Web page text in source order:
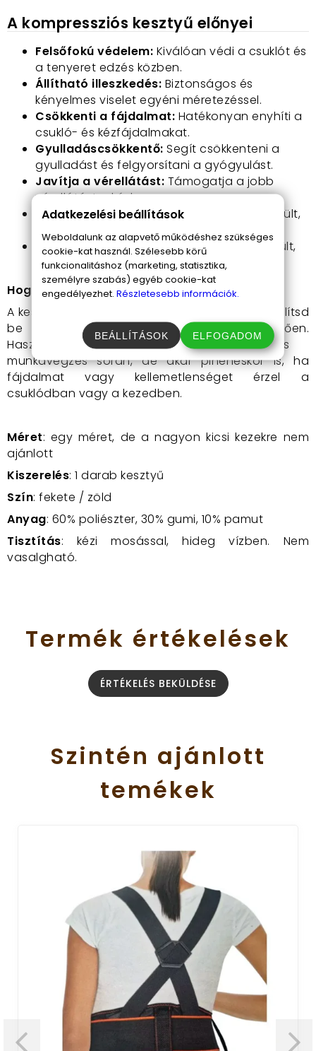
A kompressziós kesztyű előnyei
Felsőfokú védelem: Kiválóan védi a csuklót és
a tenyeret edzés közben.
Állítható illeszkedés: Biztonságos és
kényelmes viselet egyéni méretezéssel.
Csökkenti a fájdalmat: Hatékonyan enyhíti a
csukló- és kézfájdalmakat.
Gyulladáscsökkentő: Segít csökkenteni a
gyulladást és felgyorsítani a gyógyulást.
Javítja a vérellátást: Támogatja a jobb
vérellátást a kézben.
Kényelmes viselet:Lélegző anyagból készült,
puha és kényelmes viselet.
Tartós:Kiváló minőségű anyagokból készült,
így hosszú távon is használható.
Hogyan használd a kompressziós kesztyűt:
A kesztyűt egyszerűen vedd fel a kezedre,
és állítsd
be a pántot az igényeidnek megfelelően.
Használhatod edzés közben,manuális
munkavégzés során,de akár pihenéskor is,ha
fájdalmat vagy kellemetlenséget érzel a
csuklódban vagy a kezedben.
Méret: egy méret, de a nagyon kicsi kezekre nem
ajánlott
Kiszerelés: 1 darab kesztyű
Szín: fekete / zöld
Anyag: 60% poliészter, 30% gumi, 10% pamut
Tisztítás: kézi mosással, hideg vízben. Nem
vasalgható.
Termék értékelések
ÉRTÉKELÉS BEKÜLDÉSE
Szintén ajánlott
temékek
Adatkezelési beállítások
Weboldalunk az alapvető működéshez szükséges
cookie-kat használ. Szélesebb körű
funkcionalitáshoz (marketing, statisztika,
személyre szabás) egyéb cookie-kat
engedélyezhet. Részletesebb információk.
BEÁLLÍTÁSOK ELFOGADOM